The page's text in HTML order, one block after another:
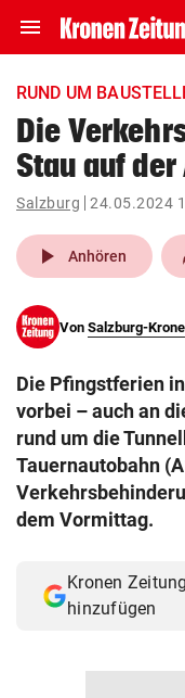
menu Navigation
ein-/ausklappen
account_circle Anmelden
pin_drop
Wien
search
eingeben
© Krone Multimedia
Muthgasse 2, 1190
RUND UM
Die
Stau auf der
Salzburg 24.05.2024
play_arrow Anhören
Von Salzburg-Krone
Die Pfingstferien
vorbei – auch an
rund um die
Tauernautobahn
dem Vormittag.
Kronen
hinzufügen